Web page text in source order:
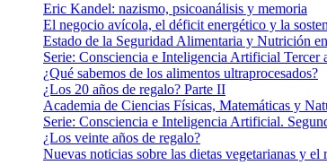
Eric Kandel: nazismo, psicoanálisis y memoria
El negocio avícola, el déficit energético y la
Estado de la Seguridad Alimentaria y Nutrición
Serie: Consciencia e Inteligencia Artificial
¿Qué sabemos de los alimentos ultraprocesados?
¿Los 20 años de regalo? Parte II
Academia de Ciencias Físicas, Matemáticas y
Serie: Consciencia e Inteligencia Artificial.
¿Los veinte años de regalo?
Nuevas noticias sobre las dietas vegetarianas y el